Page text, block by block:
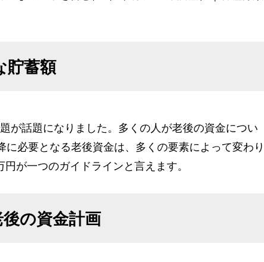
貯蓄額
が話題になりました。多くの人が老後の資金につい
必要となる老後資金は、多くの要素によって変わり
が一つのガイドラインと言えます。
の資金計画